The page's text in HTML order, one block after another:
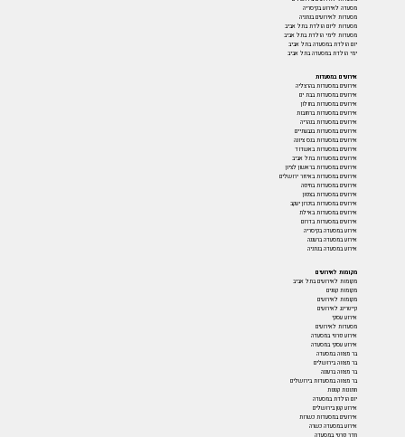
מסעדה לאירוע בקיסריה
מסעדות לאירועים בנתניה
מסעדות ליום הולדת בתל אביב
מסעדות לימי הולדת בתל אביב
יום הולדת במסעדה בתל אביב
ימי הולדת במסעדה בתל אביב
אירועים במסעדות
אירועים במסעדות בהרצליה
אירועים במסעדות בבת ים
אירועים במסעדות בחולון
אירועים במסעדות ברחובות
אירועים במסעדות בנהריה
אירועים במסעדות בגבעתיים
אירועים במסעדות בנס ציונה
אירועים במסעדות באשדוד
אירועים במסעדות בתל אביב
אירועים במסעדות בראשון לציון
אירועים במסעדות באיזור ירושלים
אירועים במסעדות בחיפה
אירועים במסעדות בצפון
אירועים במסעדות בזכרון יעקב
אירועים במסעדות באילת
אירועים במסעדות בדרום
אירוע במסעדה בקיסריה
אירוע במסעדה ברעננה
אירוע במסעדה בנתניה
מקומות לאירועים
מקומות לאירועים בתל אביב
מקומות קטנים
מקומות לאירועים
קייטרינג לאירועים
אירוע עסקי
מסעדות לאירועים
אירוע פרטי במסעדה
אירוע עסקי במסעדה
בר מצווה במסעדה
בר מצווה בירושלים
בר מצווה ברעננה
בר מצווה במסעדות בירושלים
חתונות קטנות
יום הולדת במסעדה
אירוע קטן בירושלים
אירועים במסעדות כשרות
אירוע במסעדה כשרה